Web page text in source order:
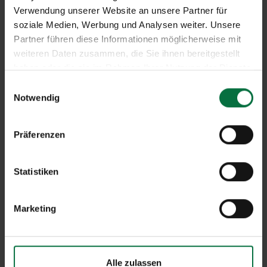
Verwendung unserer Website an unsere Partner für
soziale Medien, Werbung und Analysen weiter. Unsere
Partner führen diese Informationen möglicherweise mit
weiteren Daten zusammen, die Sie ihnen bereitgestellt
haben oder die sie im Rahmen Ihrer Nutzung der Dienste
Notwendig
Präferenzen
Statistiken
Marketing
Alle zulassen